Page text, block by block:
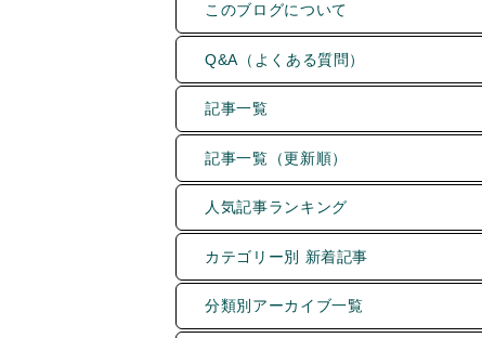
このブログについて
Q&A（よくある質問）
記事一覧
記事一覧（更新順）
人気記事ランキング
カテゴリー別 新着記事
分類別アーカイブ一覧